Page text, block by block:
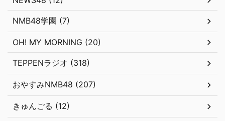
NMB48学園 (7)
OH! MY MORNING (20)
TEPPENラジオ (318)
おやすみNMB48 (207)
きゅんごる (12)